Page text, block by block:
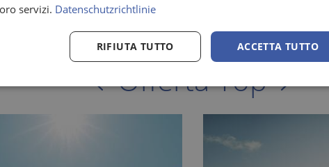
Offerta Top
servizi. Datenschutzrichtlinie
ACCETTA TUTTO
RIFIUTA TUTTO